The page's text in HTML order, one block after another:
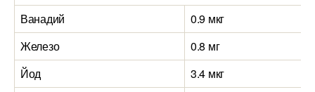
Ванадий
0.9 мкг
Железо
0.8 мг
Йод
3.4 мкг